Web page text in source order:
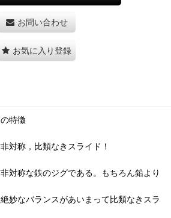
お問い合わせ
お気に入り登録
特徴
対称，比類なきスライド！
対称な鉄のジグである。もちろん鉛より
妙なバランスがあいまって比類なきスラ